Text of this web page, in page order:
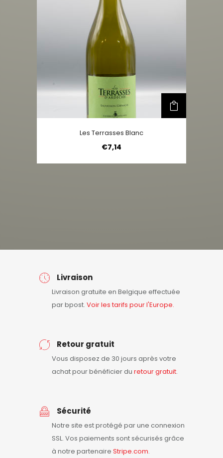
Les Terrasses Blanc
€7,14
Livraison
Livraison gratuite en Belgique effectuée
par bpost. Voir les tarifs pour l'Europe.
Retour gratuit
Vous disposez de 30 jours après votre
achat pour bénéficier du retourgratuit.
Sécurité
Notre site est protégé par une connexion
SSL. Vos paiements sont sécurisés grâce
à notre partenaire Stripe.com.